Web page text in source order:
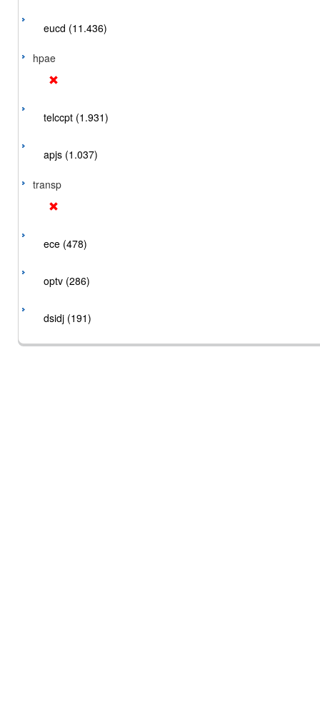
eucd (11.436)
hpae
telccpt (1.931)
apjs (1.037)
transp
ece (478)
optv (286)
dsidj (191)